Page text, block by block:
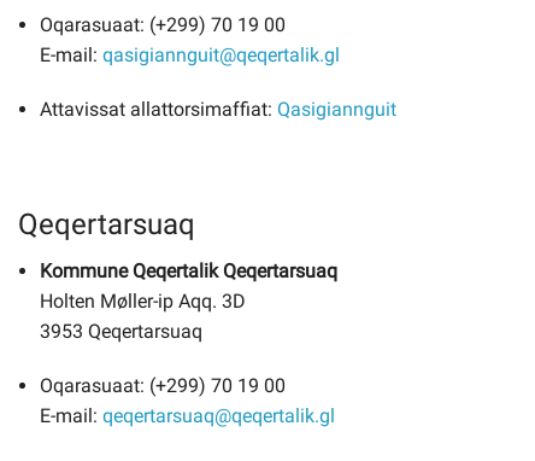
Oqarasuaat: (+299) 70 19 00
E-mail: qasigiannguit@qeqertalik.gl
Attavissat allattorsimaffiat: Qasigiannguit
Qeqertarsuaq
Kommune Qeqertalik Qeqertarsuaq
Holten Møller-ip Aqq. 3D
3953 Qeqertarsuaq
Oqarasuaat: (+299) 70 19 00
E-mail: qeqertarsuaq@qeqertalik.gl